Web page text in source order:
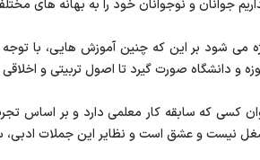
جوانان و نوجوانان خود را به بهانه های
می شود بر این که چنین آموزش هایی، با
و دانشگاه صورت گیرد تا اصول تربیتی و
کسی که سابقه کار معلمی دارد و بر اساس
نیست و عشق است و نظایر این جملات ادبی،